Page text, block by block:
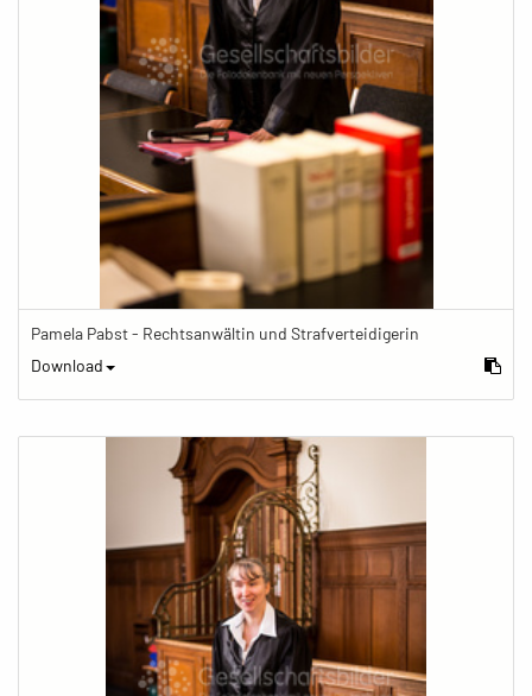
Pamela Pabst - Rechtsanwältin und Strafverteidigerin
Download